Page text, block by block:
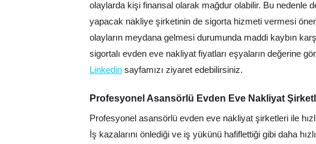
olaylarda kişi finansal olarak mağdur olabilir. Bu nedenle
yapacak nakliye şirketinin de sigorta hizmeti vermesi
olayların meydana gelmesi durumunda maddi kaybın
sigortalı evden eve nakliyat fiyatları eşyaların değerine
Linkedin sayfamızı ziyaret edebilirsiniz.
Profesyonel Asansörlü Evden Eve Nakliyat
Profesyonel asansörlü evden eve nakliyat şirketleri ile
İş kazalarını önlediği ve iş yükünü hafiflettiği gibi daha